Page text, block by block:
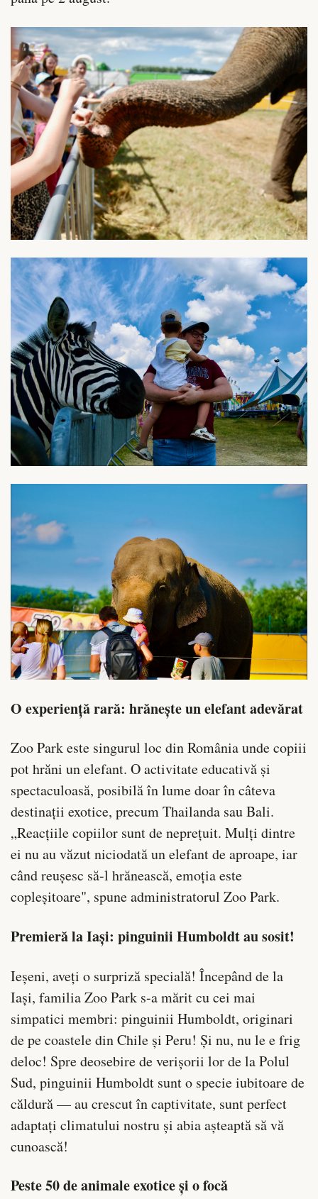
O experiență rară: hrănește un elefant adevărat
Zoo Park este singurul loc din România unde copiii
pot hrăni un elefant. O activitate educativă și
spectaculoasă, posibilă în lume doar în câteva
destinații exotice, precum Thailanda sau Bali.
„Reacțiile copiilor sunt de neprețuit. Mulți dintre
ei nu au văzut niciodată un elefant de aproape, iar
când reușesc să-l hrănească, emoția este
copleșitoare", spune administratorul Zoo Park.
Premieră la Iași: pinguinii Humboldt au sosit!
Ieșeni, aveți o surpriză specială! Începând de la
Iași, familia Zoo Park s-a mărit cu cei mai
simpatici membri: pinguinii Humboldt, originari
de pe coastele din Chile și Peru! Și nu, nu le e frig
deloc! Spre deosebire de verișorii lor de la Polul
Sud, pinguinii Humboldt sunt o specie iubitoare de
căldură — au crescut în captivitate, sunt perfect
adaptați climatului nostru și abia așteaptă să vă
cunoască!
Peste 50 de animale exotice și o focă